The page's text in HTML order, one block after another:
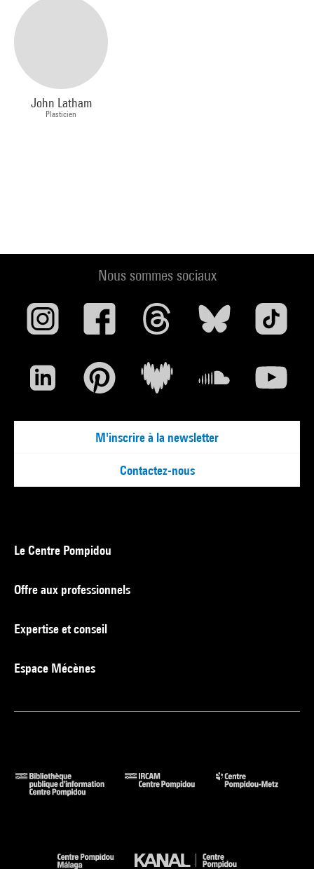
John Latham
Plasticien
Nous sommes sociaux
M'inscrire à la newsletter
Contactez-nous
Le Centre Pompidou
Offre aux professionnels
Expertise et conseil
Espace Mécènes